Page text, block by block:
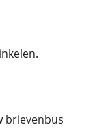
brievenbus